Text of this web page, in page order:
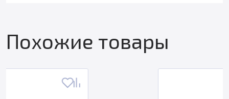
Похожие товары